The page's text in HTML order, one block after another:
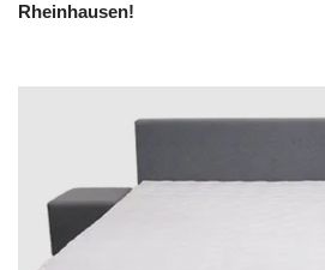
Rheinhausen!